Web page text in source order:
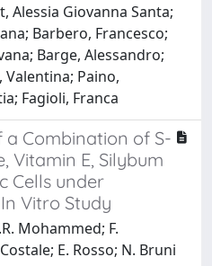
Alessia Giovanna Santa;
Barbero, Francesco;
Barge, Alessandro;
Valentina; Paino,
Fagioli, Franca
Combination of S-
Vitamin E, Silybum
Cells under
Vitro Study
Mohammed; F.
E. Rosso; N. Bruni